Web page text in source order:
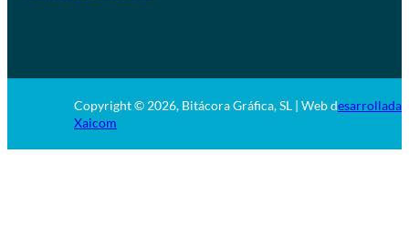
Copyright © 2026, Bitácora Gráfica, SL | Web desarrollada
Xaicom